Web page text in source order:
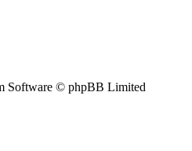
Software © phpBB Limited